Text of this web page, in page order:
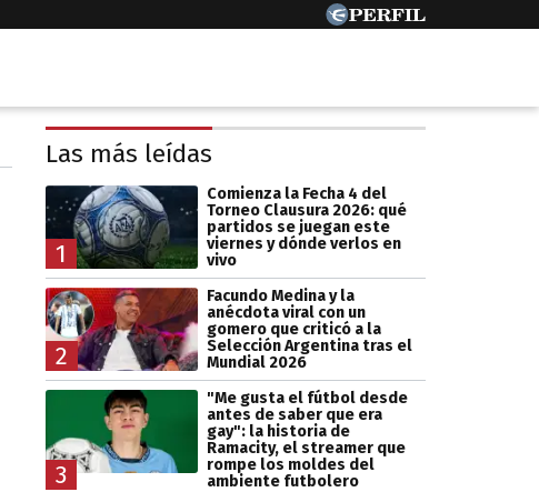
Las más leídas
1
Comienza la Fecha 4 del
Torneo Clausura 2026: qué
partidos se juegan este
viernes y dónde verlos en
vivo
2
Facundo Medina y la
anécdota viral con un
gomero que criticó a la
Selección Argentina tras el
Mundial 2026
3
"Me gusta el fútbol desde
antes de saber que era
gay": la historia de
Ramacity, el streamer que
rompe los moldes del
ambiente futbolero